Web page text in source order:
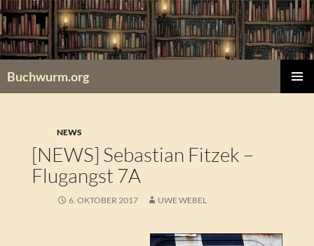
Zum
Inhalt
springen
Buchwurm.org
NEWS
[NEWS] Sebastian Fitzek –
Flugangst 7A
6. OKTOBER 2017 UWE WEBEL